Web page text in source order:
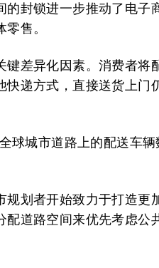
的封锁进一步推动了电子
售。
键差异化因素。消费者将
快递方式，直接送货上门
球城市道路上的配送车
规划者开始致力于打造更
配道路空间来优先考虑公